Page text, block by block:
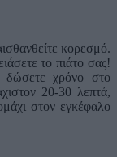
κορεσμό.
το πιάτο σας!
δώσετε χρόνο στο
20-30 λεπτά,
στον εγκέφαλο